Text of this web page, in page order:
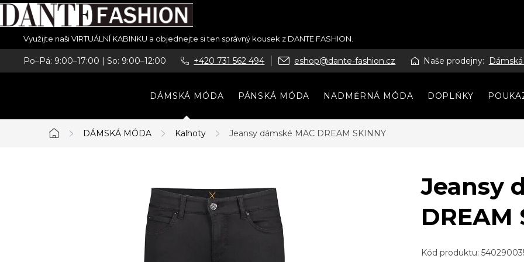
Přejít
na
obsah
Využijte naši VIRTUÁLNÍ KABINKU a objednejte si ten správný kousek z DANTE FASHION.
Po–Pá: 9:00–17:00 | So: 9:00–12:00 +420 731 562 494 eshop@dante-fashion.cz Naše prodejny:
DÁMSKÁ MÓDA PÁNSKÁ MÓDA NADMĚRNÁ MÓDA DOPLŇKY
Domů
DÁMSKÁ MÓDA Kalhoty Jeansy dámské MAC DREAM SKINNY
Jeansy
DREAM
Kód produktu: